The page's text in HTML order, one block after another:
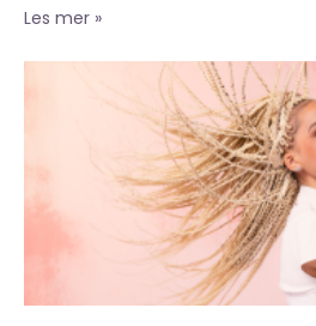
Les mer »